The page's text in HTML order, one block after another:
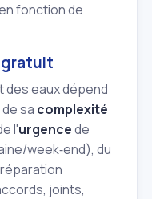
fonction de
gratuit
des eaux dépend
sa complexité
l'urgencede
week‑end), du
joints,